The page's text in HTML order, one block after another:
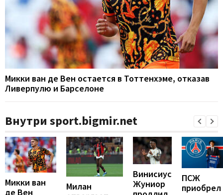
Микки ван де Вен остается в Тоттенхэме, отказав
Ливерпулю и Барселоне
Внутри sport.bigmir.net
Микки ван
де Вен
Милан
Винисиус
Жуниор
ПСЖ
приобрел